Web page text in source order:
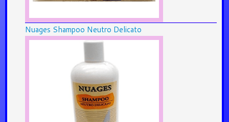
Nuages Shampoo Neutro Delicato